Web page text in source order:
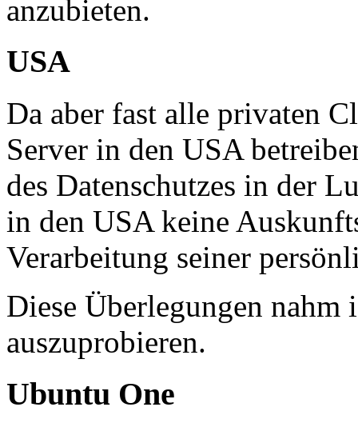
anzubieten.
USA
Da aber fast alle privaten
Server in den USA
des Datenschutzes in der
in den USA keine
Verarbeitung seiner
Diese Überlegungen
auszuprobieren.
Ubuntu One